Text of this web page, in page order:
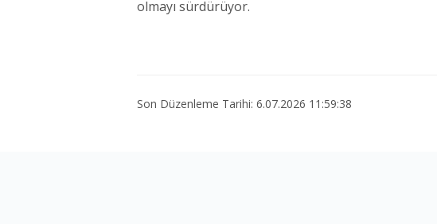
olmayı sürdürüyor.
Son Düzenleme Tarihi: 6.07.2026 11:59:38